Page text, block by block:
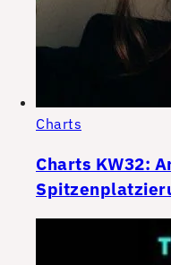
Charts
Charts KW32: